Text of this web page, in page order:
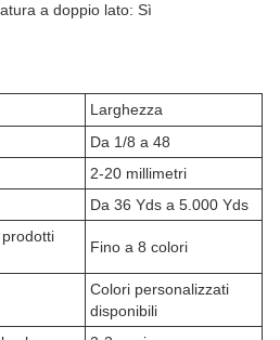
a doppio lato: Sì
Larghezza
Da 1/8 a 48
2-20 millimetri
Da 36 Yds a 5.000 Yds
Fino a 8 colori
Colori personalizzati
disponibili